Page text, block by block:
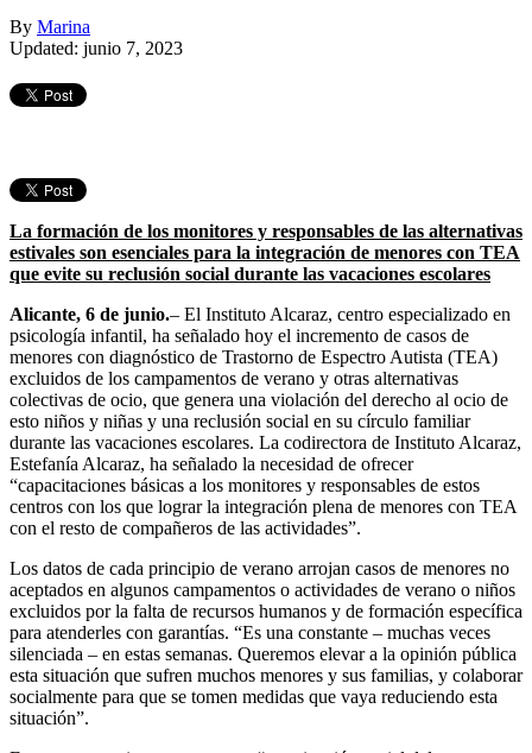
By Marina
Updated: junio 7, 2023
La formación de los monitores y responsables de las alternativas
estivales son esenciales para la integración de menores con TEA
que evite su reclusión social durante las vacaciones escolares
Alicante, 6 de junio.– El Instituto Alcaraz, centro especializado en
psicología infantil, ha señalado hoy el incremento de casos de
menores con diagnóstico de Trastorno de Espectro Autista (TEA)
excluidos de los campamentos de verano y otras alternativas
colectivas de ocio, que genera una violación del derecho al ocio de
esto niños y niñas y una reclusión social en su círculo familiar
durante las vacaciones escolares. La codirectora de Instituto Alcaraz,
Estefanía Alcaraz, ha señalado la necesidad de ofrecer
“capacitaciones básicas a los monitores y responsables de estos
centros con los que lograr la integración plena de menores con TEA
con el resto de compañeros de las actividades”.
Los datos de cada principio de verano arrojan casos de menores no
aceptados en algunos campamentos o actividades de verano o niños
excluidos por la falta de recursos humanos y de formación específica
para atenderles con garantías. “Es una constante – muchas veces
silenciada – en estas semanas. Queremos elevar a la opinión pública
esta situación que sufren muchos menores y sus familias, y colaborar
socialmente para que se tomen medidas que vaya reduciendo esta
situación”.